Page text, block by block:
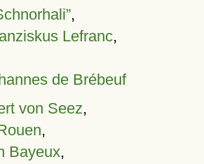
,
Lefranc,
de Brébeuf
von Seez,
,
Bayeux,